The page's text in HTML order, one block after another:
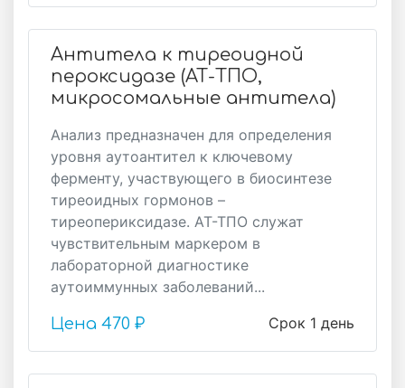
Антитела к тиреоидной
пероксидазе (АТ-ТПО,
микросомальные антитела)
Анализ предназначен для определения
уровня аутоантител к ключевому
ферменту, участвующего в биосинтезе
тиреоидных гормонов –
тиреопериксидазе. АТ-ТПО служат
чувствительным маркером в
лабораторной диагностике
аутоиммунных заболеваний...
Срок 1 день
Цена 470 ₽